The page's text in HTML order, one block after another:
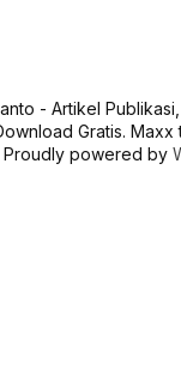
- Artikel Publikasi,
Gratis. Maxx
Proudly powered by